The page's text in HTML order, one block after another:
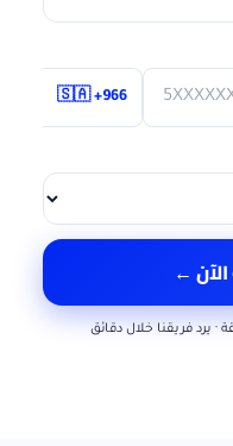
🇸🇦 +966
←
· يرد فريقنا خلال دقائق